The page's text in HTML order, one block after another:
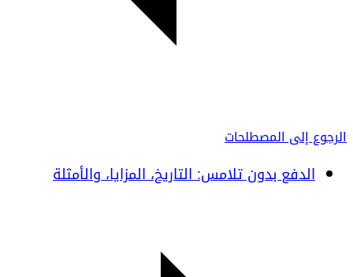
الرجوع إلى المصطلحات
الدفع بدون تلامس: التاريخ، المزايا، والأمثلة